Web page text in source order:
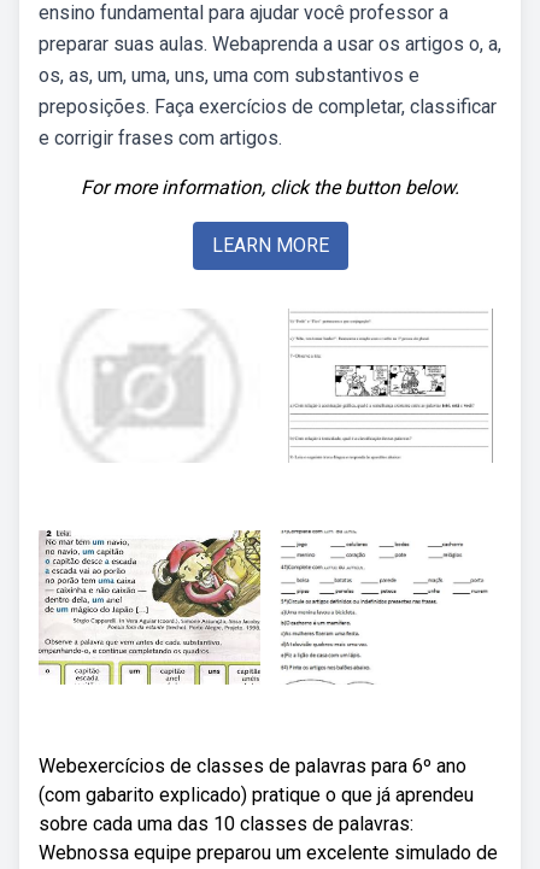
ensino fundamental para ajudar você professor a
preparar suas aulas. Webaprenda a usar os artigos o, a,
os, as, um, uma, uns, uma com substantivos e
preposições. Faça exercícios de completar, classificar
e corrigir frases com artigos.
For more information, click the button below.
LEARN MORE
Webexercícios de classes de palavras para 6º ano
(com gabarito explicado) pratique o que já aprendeu
sobre cada uma das 10 classes de palavras:
Webnossa equipe preparou um excelente simulado de